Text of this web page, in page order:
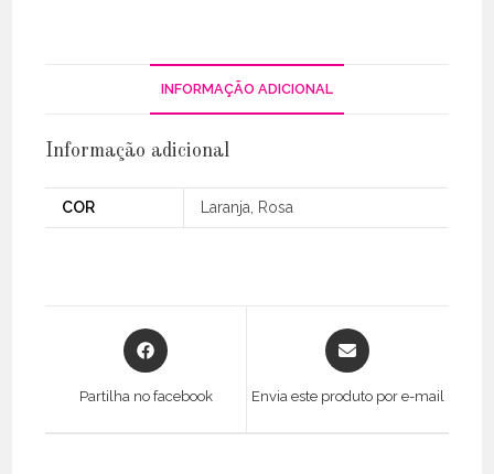
INFORMAÇÃO ADICIONAL
Informação adicional
COR Laranja, Rosa
Opens
in
Partilha no facebook
Opens
in
Envia este produto por e-mail